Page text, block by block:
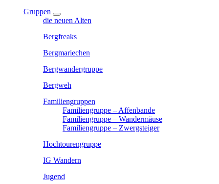
Gruppen
die neuen Alten
Bergfreaks
Bergmariechen
Bergwandergruppe
Bergweh
Familiengruppen
Familiengruppe – Affenbande
Familiengruppe – Wandermäuse
Familiengruppe – Zwergsteiger
Hochtourengruppe
IG Wandern
Jugend